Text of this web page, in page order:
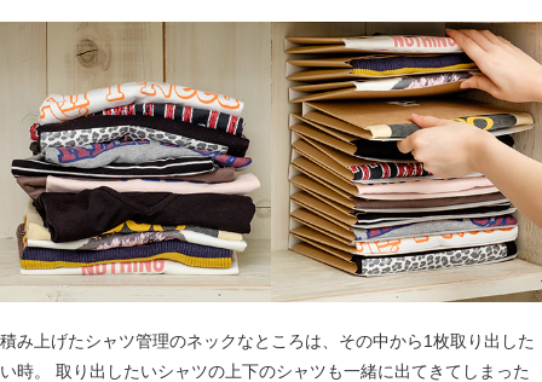
積み上げたシャツ管理のネックなところは、その中から1枚取り出した
い時。 取り出したいシャツの上下のシャツも一緒に出てきてしまった